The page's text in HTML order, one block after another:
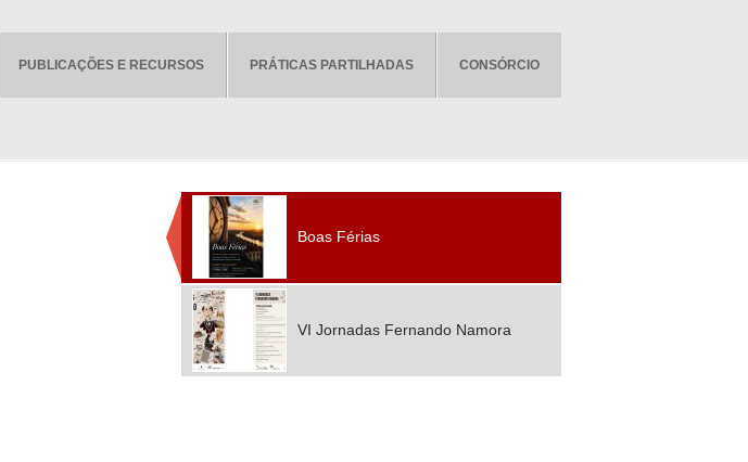
PUBLICAÇÕES E RECURSOS PRÁTICAS PARTILHADAS CONSÓRCIO
Boas Férias
VI Jornadas Fernando Namora